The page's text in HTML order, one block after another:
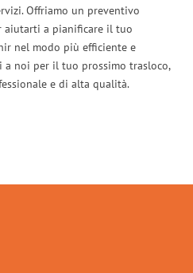
Offriamo un preventivo
aiutarti a pianificare il tuo
nel modo più efficiente e
a noi per il tuo prossimo trasloco,
e di alta qualità.